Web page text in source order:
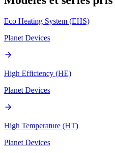
Eco Heating System (EHS)
Planet Devices
arrow_forward
High Efficiency (HE)
Planet Devices
arrow_forward
High Temperature (HT)
Planet Devices